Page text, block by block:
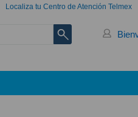
Localiza tu Centro de Atención Telmex